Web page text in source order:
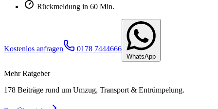
Rückmeldung in 60 Min.
Kostenlos anfragen 0178 7444666
WhatsApp
Mehr Ratgeber
178 Beiträge rund um Umzug, Transport & Entrümpelung.